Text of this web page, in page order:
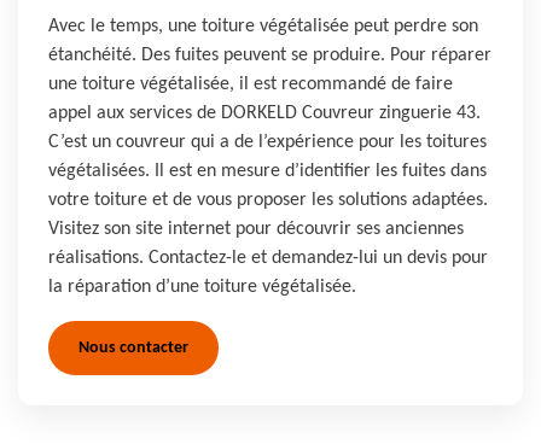
Avec le temps, une toiture végétalisée peut perdre son
étanchéité. Des fuites peuvent se produire. Pour réparer
une toiture végétalisée, il est recommandé de faire
appel aux services de DORKELD Couvreur zinguerie 43.
C’est un couvreur qui a de l’expérience pour les toitures
végétalisées. Il est en mesure d’identifier les fuites dans
votre toiture et de vous proposer les solutions adaptées.
Visitez son site internet pour découvrir ses anciennes
réalisations. Contactez-le et demandez-lui un devis pour
la réparation d’une toiture végétalisée.
Nous contacter